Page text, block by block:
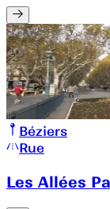
Béziers
Rue
Les Allées